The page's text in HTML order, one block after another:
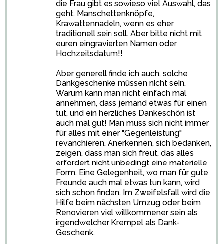
die Frau gibt es sowieso viel Auswahl, das
geht. Manschettenknöpfe,
Krawattennadeln, wenn es eher
traditionell sein soll. Aber bitte nicht mit
euren eingravierten Namen oder
Hochzeitsdatum!!
Aber generell finde ich auch, solche
Dankgeschenke müssen nicht sein.
Warum kann man nicht einfach mal
annehmen, dass jemand etwas für einen
tut, und ein herzliches Dankeschön ist
auch mal gut! Man muss sich nicht immer
für alles mit einer "Gegenleistung"
revanchieren. Anerkennen, sich bedanken,
zeigen, dass man sich freut, das alles
erfordert nicht unbedingt eine materielle
Form. Eine Gelegenheit, wo man für gute
Freunde auch mal etwas tun kann, wird
sich schon finden. Im Zweifelsfall wird die
Hilfe beim nächsten Umzug oder beim
Renovieren viel willkommener sein als
irgendwelcher Krempel als Dank-
Geschenk.